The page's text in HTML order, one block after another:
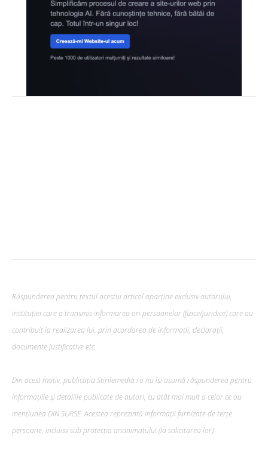
Răspunderea pentru textul acestui articol aparține exclusiv autorului,
instituției care a transmis informarea ori persoanelor (fizice/juridice) care au
contribuit la realizarea lui, prin acordarea de informații, declarații,
documente justificative etc.
Din acest motiv, publicația Stirilemedia.ro nu își asumă răspunderea pentru
informațiile și detaliile publicate de autori, cu atât mai mult a celor ce au
mențiunea DIN SURSE. Acestea reprezintă informații furnizate de terțe
persoane, incluisv sub protecția anonimatului (la solicitarea lor).